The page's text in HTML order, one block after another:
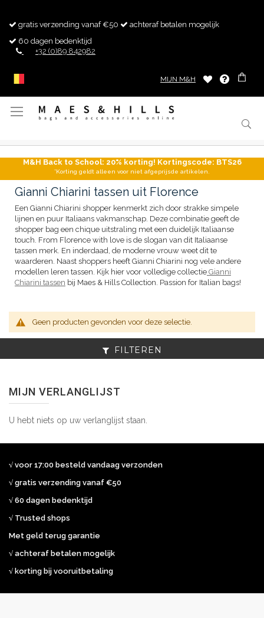
gratis verzending vanaf €50
achteraf betalen mogelijk
60 dagen bedenktijd
+32 (0)89 842982
MIJN M&H
Toggle
M&H Back to School: 20% korting! Kortingscode: BTS26
*Korting geldt alleen voor niet afgeprijsde artikelen.
Gianni Chiarini tassen uit Florence
Een Gianni Chiarini shopper kenmerkt zich door strakke simpele
lijnen en puur Italiaans vakmanschap. Deze combinatie geeft de
shopper bag een chique uitstraling met een duidelijk Italiaanse
touch. From Florence with love is de slogan van dit Italiaanse
tassen merk. En inderdaad, de moderne vrouw weet dit te
waarderen. Naast shoppers heeft Gianni Chiarini nog vele andere
modellen leren tassen. Kijk hier voor volledige collectie Gianni
Chiarini tassen bij Maes & Hills Collection. Passion for Italian bags!
Geen producten gevonden voor deze selectie.
FILTEREN
MIJN VERLANGLIJST
U hebt niets op uw verlanglijst staan.
√ voor 17:00 besteld vandaag verzonden
√ gratis verzending vanaf €50
√ 60 dagen bedenktijd
√ Trusted shops
Met geld terug garantie
√ achteraf betalen mogelijk
√ korting bij vooruitbetaling